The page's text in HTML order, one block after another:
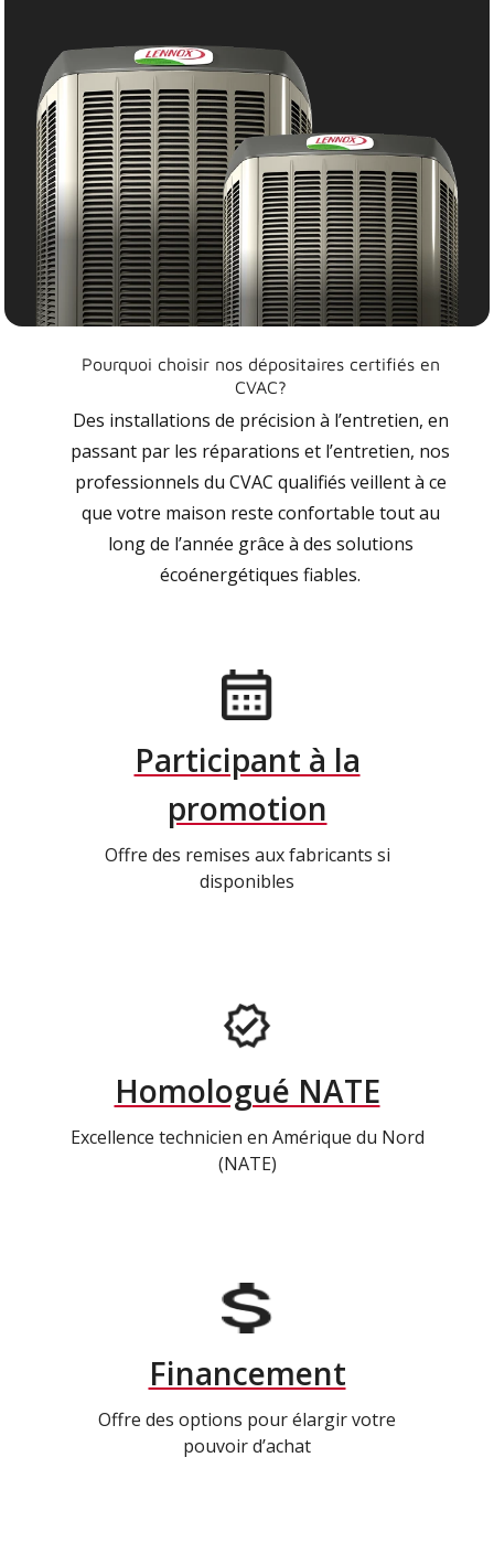
Pourquoi choisir nos dépositaires certifiés en
CVAC?
Des installations de précision à l’entretien, en
passant par les réparations et l’entretien, nos
professionnels du CVAC qualifiés veillent à ce
que votre maison reste confortable tout au
long de l’année grâce à des solutions
écoénergétiques fiables.
Participant à la
promotion
Offre des remises aux fabricants si
disponibles
Homologué NATE
Excellence technicien en Amérique du Nord
(NATE)
Financement
Offre des options pour élargir votre
pouvoir d’achat